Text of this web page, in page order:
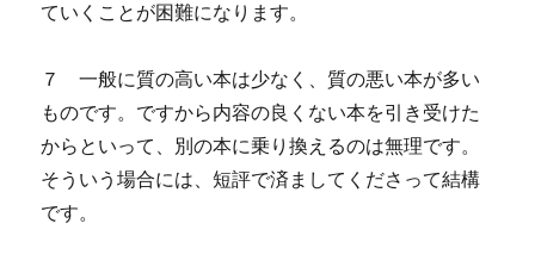
ていくことが困難になります。
７ 一般に質の高い本は少なく、質の悪い本が多い
ものです。ですから内容の良くない本を引き受けた
からといって、別の本に乗り換えるのは無理です。
そういう場合には、短評で済ましてくださって結構
です。